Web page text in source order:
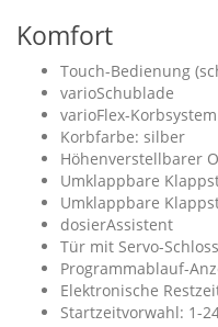
Komfort
Touch-Bedienung
varioSchublade
varioFlex-Korbsystem
Korbfarbe: silber
Höhenverstellbarer
Umklappbare
Umklappbare
dosierAssistent
Tür mit Servo-Schloss
Programmablauf-
Elektronische
Startzeitvorwahl: 1-